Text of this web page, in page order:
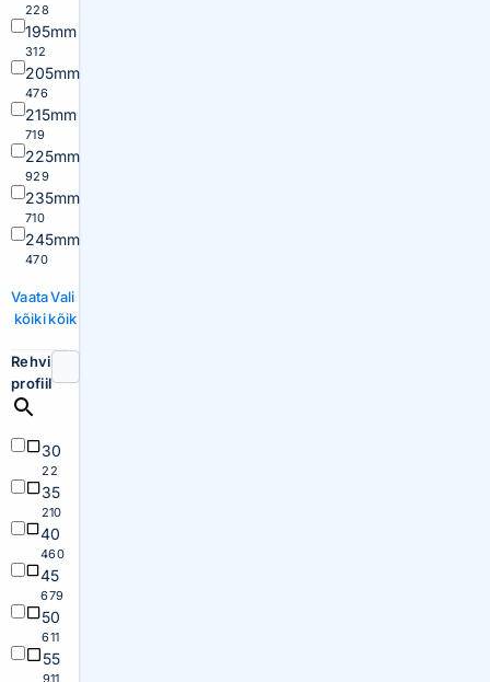
228
195mm
312
205mm
476
215mm
719
225mm
929
235mm
710
245mm
470
Vaata
kõiki
Vali
kõik
Rehvi
profiil
30
22
35
210
40
460
45
679
50
611
55
911